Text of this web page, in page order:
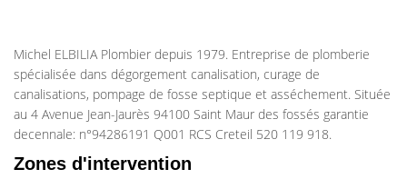
Michel ELBILIA Plombier depuis 1979. Entreprise de plomberie
spécialisée dans dégorgement canalisation, curage de
canalisations, pompage de fosse septique et asséchement. Située
au 4 Avenue Jean-Jaurès 94100 Saint Maur des fossés garantie
decennale: n°94286191 Q001 RCS Creteil 520 119 918.
Zones d'intervention